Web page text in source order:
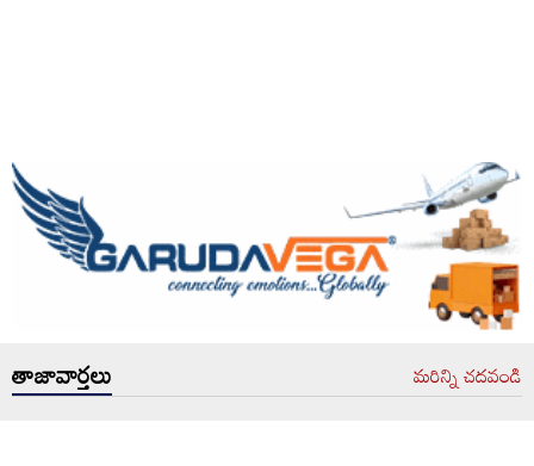
తాజావార్తలు మరిన్ని చదవండి